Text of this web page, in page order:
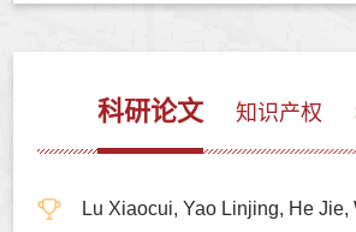
科研论文 知识产权
Lu Xiaocui, Yao Linjing, He Jie,